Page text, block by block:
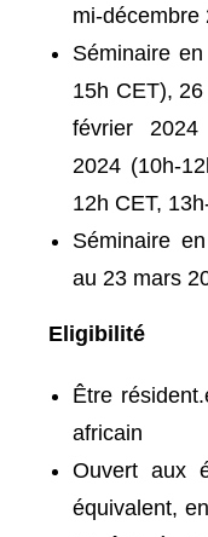
mi-décembre
Séminaire
15h CET),
février
2024 (10h-
12h CET,
Séminaire
au 23 mars
Eligibilité
Être
africain
Ouvert aux
équivalent,